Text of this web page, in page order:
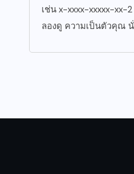
เช่น x-xxxx-xxxxx-xx-
ลองดู ความเป็นตัวคุณ นั่